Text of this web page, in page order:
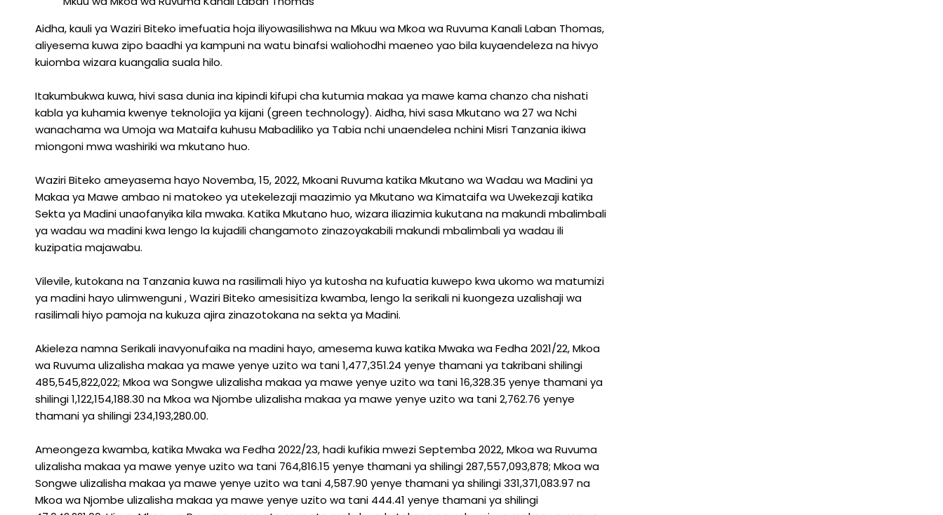
Aidha, kauli ya Waziri Biteko imefuatia hoja iliyowasilishwa na Mkuu wa Mkoa wa Ruvuma Kanali Laban Thomas,
aliyesema kuwa zipo baadhi ya kampuni na watu binafsi waliohodhi maeneo yao bila kuyaendeleza na hivyo
kuiomba wizara kuangalia suala hilo.
Itakumbukwa kuwa, hivi sasa dunia ina kipindi kifupi cha kutumia makaa ya mawe kama chanzo cha nishati
kabla ya kuhamia kwenye teknolojia ya kijani (green technology). Aidha, hivi sasa Mkutano wa 27 wa Nchi
wanachama wa Umoja wa Mataifa kuhusu Mabadiliko ya Tabia nchi unaendelea nchini Misri Tanzania ikiwa
miongoni mwa washiriki wa mkutano huo.
Waziri Biteko ameyasema hayo Novemba, 15, 2022, Mkoani Ruvuma katika Mkutano wa Wadau wa Madini ya
Makaa ya Mawe ambao ni matokeo ya utekelezaji maazimio ya Mkutano wa Kimataifa wa Uwekezaji katika
Sekta ya Madini unaofanyika kila mwaka. Katika Mkutano huo, wizara iliazimia kukutana na makundi mbalimbali
ya wadau wa madini kwa lengo la kujadili changamoto zinazoyakabili makundi mbalimbali ya wadau ili
kuzipatia majawabu.
Vilevile, kutokana na Tanzania kuwa na rasilimali hiyo ya kutosha na kufuatia kuwepo kwa ukomo wa matumizi
ya madini hayo ulimwenguni , Waziri Biteko amesisitiza kwamba, lengo la serikali ni kuongeza uzalishaji wa
rasilimali hiyo pamoja na kukuza ajira zinazotokana na sekta ya Madini.
Akieleza namna Serikali inavyonufaika na madini hayo, amesema kuwa katika Mwaka wa Fedha 2021/22, Mkoa
wa Ruvuma ulizalisha makaa ya mawe yenye uzito wa tani 1,477,351.24 yenye thamani ya takribani shilingi
485,545,822,022; Mkoa wa Songwe ulizalisha makaa ya mawe yenye uzito wa tani 16,328.35 yenye thamani ya
shilingi 1,122,154,188.30 na Mkoa wa Njombe ulizalisha makaa ya mawe yenye uzito wa tani 2,762.76 yenye
thamani ya shilingi 234,193,280.00.
Ameongeza kwamba, katika Mwaka wa Fedha 2022/23, hadi kufikia mwezi Septemba 2022, Mkoa wa Ruvuma
ulizalisha makaa ya mawe yenye uzito wa tani 764,816.15 yenye thamani ya shilingi 287,557,093,878; Mkoa wa
Songwe ulizalisha makaa ya mawe yenye uzito wa tani 4,587.90 yenye thamani ya shilingi 331,371,083.97 na
Mkoa wa Njombe ulizalisha makaa ya mawe yenye uzito wa tani 444.41 yenye thamani ya shilingi